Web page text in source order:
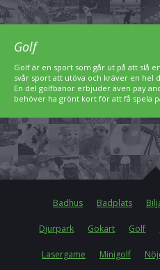
Golf
Golf är en sport som går ut på att slå
svår sport att utöva och kräver en hel
En del golfbanor erbjuder även pay
behöver ha grönt kort för att få spela
Badhus Badplats
Djurpark Gokart Golf
Lasergame Minigolf